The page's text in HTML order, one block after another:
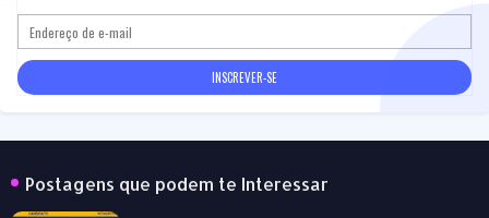
Postagens que podem te Interessar